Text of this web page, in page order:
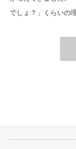
でしょ？」くらいの